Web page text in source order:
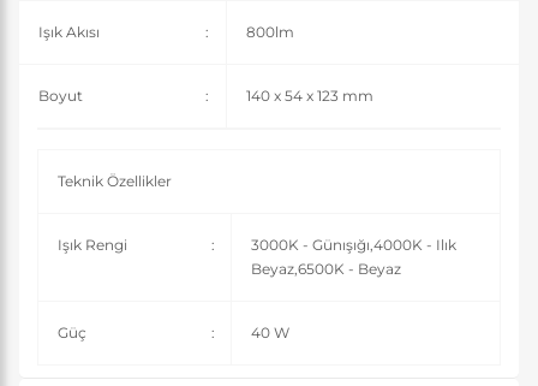
Işık Akısı : 800lm
Boyut : 140 x 54 x 123 mm
Teknik Özellikler
Işık Rengi :
3000K - Günışığı,4000K - Ilık
Beyaz,6500K - Beyaz
Güç : 40 W